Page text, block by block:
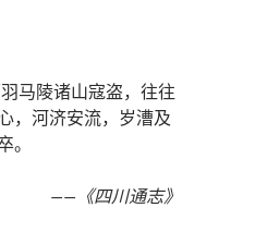
马陵诸山寇盗，往往
，河济安流，岁漕及
。
——《四川通志》